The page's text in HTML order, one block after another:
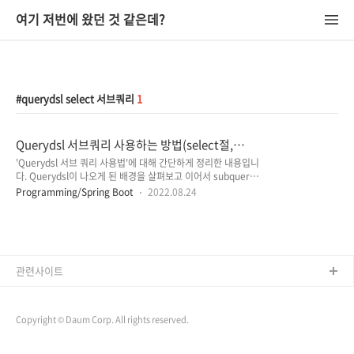
여기 저번에 왔던 것 같은데?
querydsl select 서브쿼리 1
Querydsl 서브쿼리 사용하는 방법(select절,
where절)
'Querydsl 서브 쿼리 사용법'에 대해 간단하게 정리한 내용입니
다. Querydsl이 나오게 된 배경을 살펴보고 이어서 subquery
를 적용하는 코드 예시가 있는데요. Querydsl의 경우 다른 것
보다 사용하기 위한 설정이 조금 번거로울 수 있는데, 환경설정
지 못하는 복잡한 쿼리나 동적 쿼리를 처리하기 위해서 JPQL을
Programming/Spring Boot 2022.08.24
Copyright © Daum Corp. All rights reserved.
관련사이트